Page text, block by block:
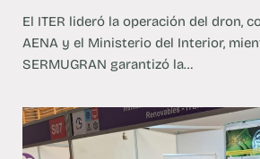
El ITER lideró la operación del dron,
AENA y el Ministerio del Interior,
SERMUGRAN garantizó la…